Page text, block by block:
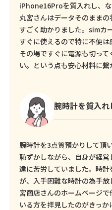
iPhone16Proを質入れし、な
丸宮さんはデータそのまま
すごく助かりました。simカ
すぐに使えるので特に不便は
その場ですぐに電源も切っ
い。という点も安心材料に繋
腕時計を質入
腕時計を3点質預かりして頂
恥ずかしながら、自身が経
達に苦労していました。時
が、入手困難な時計の為手
宮商店さんのホームページ
いる方を拝見したのがきっか